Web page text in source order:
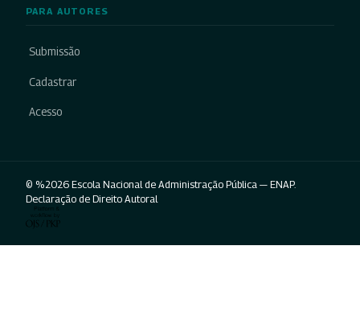
PARA AUTORES
Submissão
Cadastrar
Acesso
© %2026 Escola Nacional de Administração Pública — ENAP.
Declaração de Direito Autoral